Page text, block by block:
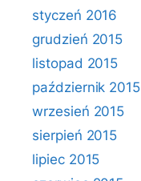
styczeń 2016
grudzień 2015
listopad 2015
październik 2015
wrzesień 2015
sierpień 2015
lipiec 2015